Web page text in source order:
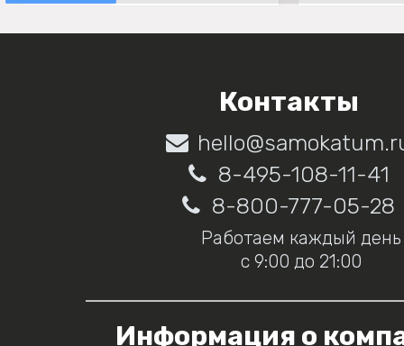
Контакты
8-495-108-11-41
8-800-777-05-28
Работаем каждый день
с 9:00 до 21:00
Информация о